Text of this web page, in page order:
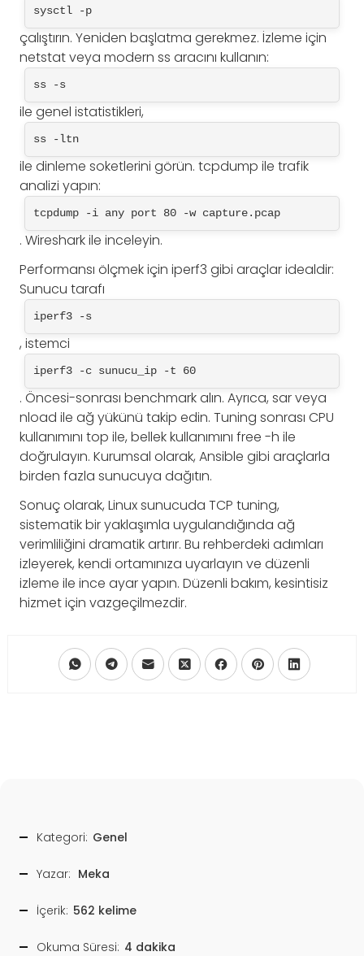
sysctl -p
çalıştırın. Yeniden başlatma gerekmez. İzleme için
netstat veya modern ss aracını kullanın:
ss -s
ile genel istatistikleri,
ss -ltn
ile dinleme soketlerini görün. tcpdump ile trafik
analizi yapın:
tcpdump -i any port 80 -w capture.pcap
. Wireshark ile inceleyin.
Performansı ölçmek için iperf3 gibi araçlar idealdir:
Sunucu tarafı
iperf3 -s
, istemci
iperf3 -c sunucu_ip -t 60
. Öncesi-sonrası benchmark alın. Ayrıca, sar veya
nload ile ağ yükünü takip edin. Tuning sonrası CPU
kullanımını top ile, bellek kullanımını free -h ile
doğrulayın. Kurumsal olarak, Ansible gibi araçlarla
birden fazla sunucuya dağıtın.
Sonuç olarak, Linux sunucuda TCP tuning,
sistematik bir yaklaşımla uygulandığında ağ
verimliliğini dramatik artırır. Bu rehberdeki adımları
izleyerek, kendi ortamınıza uyarlayın ve düzenli
izleme ile ince ayar yapın. Düzenli bakım, kesintisiz
hizmet için vazgeçilmezdir.
Kategori: Genel
Yazar: Meka
İçerik: 562 kelime
Okuma Süresi: 4 dakika